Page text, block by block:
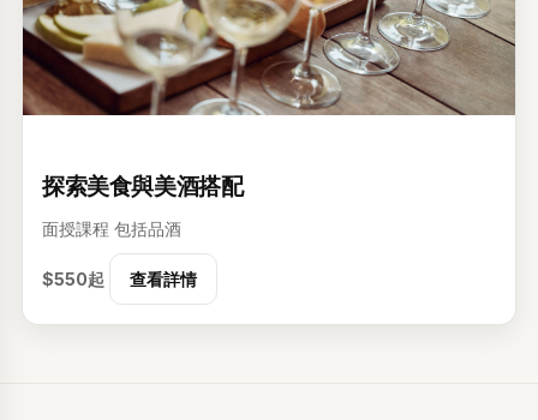
探索美食與美酒搭配
面授課程 包括品酒
$550起 查看詳情